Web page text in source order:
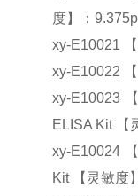
度】：
xy-E10021
xy-E10022
xy-E10023
ELISA Kit 【
xy-E10024
Kit 【灵敏度